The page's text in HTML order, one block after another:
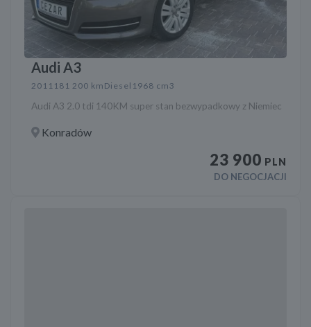
Audi A3
2011 181 200 km Diesel 1968 cm3
Audi A3 2.0 tdi 140KM super stan bezwypadkowy z Niemiec
Konradów
23 900 PLN
DO NEGOCJACJI